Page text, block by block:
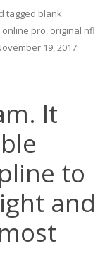
tagged blank
pro, original nfl
19, 2017.
It
to
and